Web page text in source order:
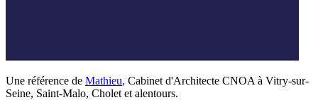
Une référence de Mathieu, Cabinet d'Architecte CNOA à Vitry-sur-
Seine, Saint-Malo, Cholet et alentours.